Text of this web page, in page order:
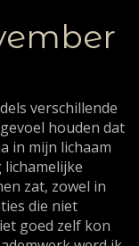
verschillende
houden dat
in mijn lichaam
zat, zowel in
die niet
goed zelf kon